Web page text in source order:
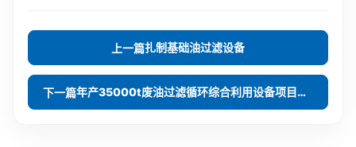
上一篇扎制基础油过滤设备
下一篇 年产35000t废油过滤循环综合利用设备项目合作成